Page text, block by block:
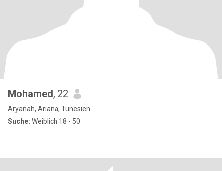
Mohamed, 22
Aryanah, Ariana, Tunesien
Suche: Weiblich 18 - 50